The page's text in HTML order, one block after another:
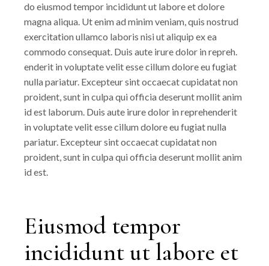
do eiusmod tempor incididunt ut labore et dolore
magna aliqua. Ut enim ad minim veniam, quis nostrud
exercitation ullamco laboris nisi ut aliquip ex ea
commodo consequat. Duis aute irure dolor in repreh.
enderit in voluptate velit esse cillum dolore eu fugiat
nulla pariatur. Excepteur sint occaecat cupidatat non
proident, sunt in culpa qui officia deserunt mollit anim
id est laborum. Duis aute irure dolor in reprehenderit
in voluptate velit esse cillum dolore eu fugiat nulla
pariatur. Excepteur sint occaecat cupidatat non
proident, sunt in culpa qui officia deserunt mollit anim
id est.
Eiusmod tempor
incididunt ut labore et